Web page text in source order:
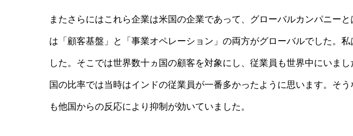
またさらにはこれら企業は米国の企業であって、グローバルカンパニー
は「顧客基盤」と「事業オペレーション」の両方がグローバルでした。
した。そこでは世界数十ヵ国の顧客を対象にし、従業員も世界中にいま
国の比率では当時はインドの従業員が一番多かったように思います。そ
も他国からの反応により抑制が効いていました。